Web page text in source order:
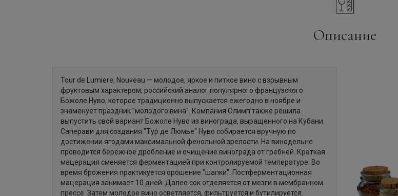
Описание
Tour de Lumiere, Nouveau — молодое, яркое и питкое вино с взрывным
фруктовым характером, российский аналог популярного французского
Божоле Нуво, которое традиционно выпускается ежегодно в ноябре и
знаменует праздник "молодого вина". Компания Олимп также решила
выпустить свой вариант Божоле Нуво из винограда, выращенного на Кубани.
Саперави для создания "Тур де Люмье" Нуво собирается вручную по
достижении ягодами максимальной фенольной зрелости. На винодельне
проводится бережное дробление и очищение винограда от гребней. Краткая
мацерация сменяется ферментацией при контролируемой температуре. Во
время брожения практикуется орошение "шапки". Постферментационная
мацерация занимает 10 дней. Далее сок отделяется от мезги в мембранном
прессе. Затем молодое вино осветляется, фильтруется и бутилируется.